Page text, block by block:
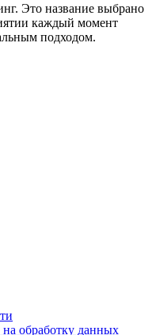
Это название выбрано
каждый момент
подходом.
обработку данных